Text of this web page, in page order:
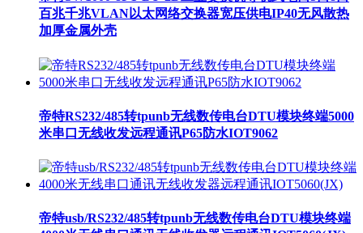
百兆千兆VLAN以太网络交换器宽压供电IP40无风散热
加厚金属外壳
帝特RS232/485转tpunb无线数传电台DTU模块终端5000
米串口无线收发远程通讯P65防水IOT9062
帝特usb/RS232/485转tpunb无线数传电台DTU模块终端